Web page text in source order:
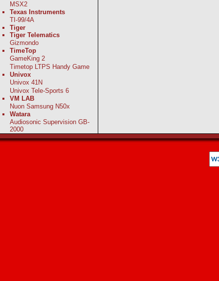
MSX2
Texas Instruments
TI-99/4A
Tiger
Tiger Telematics
Gizmondo
TimeTop
GameKing 2
Timetop LTPS Handy Game
Univox
Univox 41N
Univox Tele-Sports 6
VM LAB
Nuon Samsung N50x
Watara
Audiosonic Supervision GB-
2000